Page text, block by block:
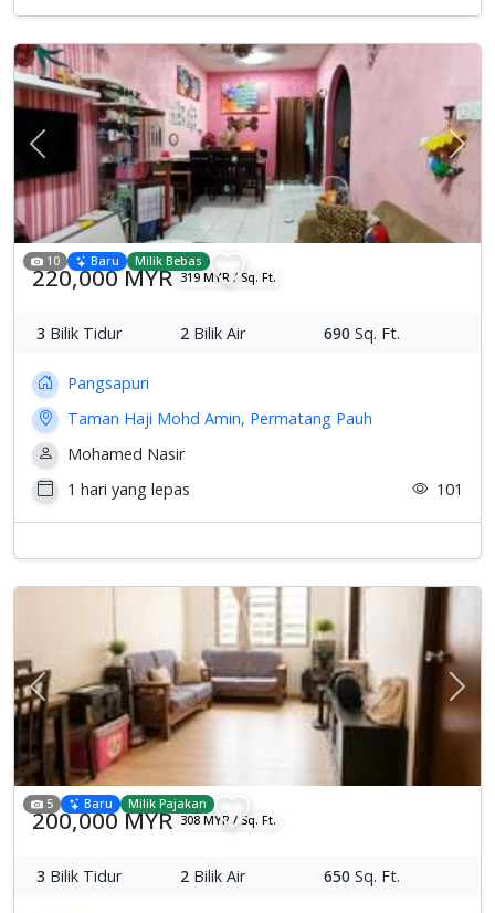
Previous
10 Baru Milik Bebas
220,000 MYR 319 MYR / Sq. Ft.
3 Bilik Tidur 2 Bilik Air 690 Sq. Ft.
Pangsapuri
Taman Haji Mohd Amin, Permatang Pauh
Mohamed Nasir
1 hari yang lepas
101
Previous
5 Baru Milik Pajakan
200,000 MYR 308 MYR / Sq. Ft.
3 Bilik Tidur 2 Bilik Air 650 Sq. Ft.